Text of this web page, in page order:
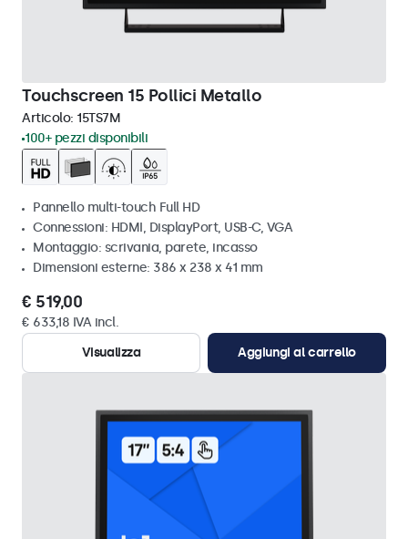
Touchscreen 15 Pollici Metallo
Articolo: 15TS7M
100+ pezzi disponibili
Pannello multi-touch Full HD
Connessioni: HDMI, DisplayPort, USB-C, VGA
Montaggio: scrivania, parete, incasso
Dimensioni esterne: 386 x 238 x 41 mm
€ 519,00
€ 633,18 IVA incl.
Visualizza
Aggiungi al carrello